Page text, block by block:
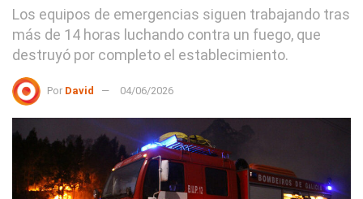
Los equipos de emergencias siguen trabajando tras
más de 14 horas luchando contra un fuego, que
destruyó por completo el establecimiento.
Por David 04/06/2026